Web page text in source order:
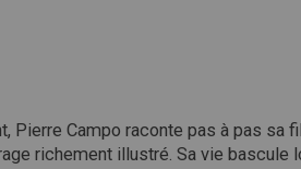
Pierre Campo raconte pas à pas sa
richement illustré. Sa vie bascule